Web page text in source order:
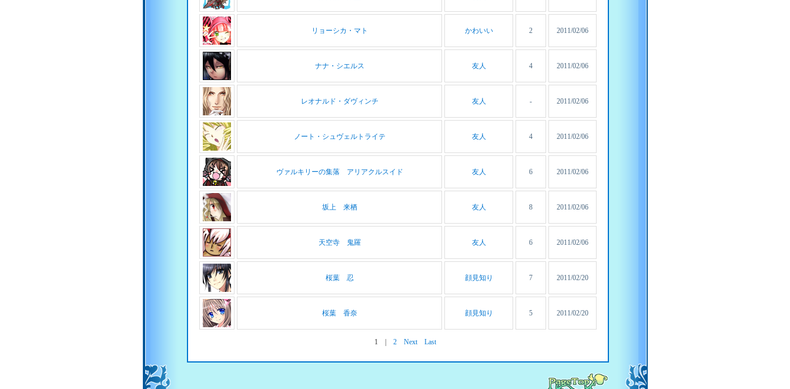
リョーシカ・マト かわいい 2 2011/02/06
ナナ・シエルス 友人 4 2011/02/06
レオナルド・ダヴィンチ 友人 - 2011/02/06
ノート・シュヴェルトライテ 友人 4 2011/02/06
ヴァルキリーの集落 アリアクルスイド 友人 6 2011/02/06
坂上 来栖 友人 8 2011/02/06
天空寺 鬼羅 友人 6 2011/02/06
桜葉 忍 顔見知り 7 2011/02/20
桜葉 香奈 顔見知り 5 2011/02/20
1 2 Next Last